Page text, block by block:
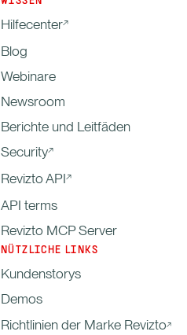
Hilfecenter
Blog
Webinare
Newsroom
Berichte und Leitfäden
Security
Revizto API
API terms
Revizto MCP Server
NÜTZLICHE LINKS
Kundenstorys
Demos
Richtlinien der Marke Revizto